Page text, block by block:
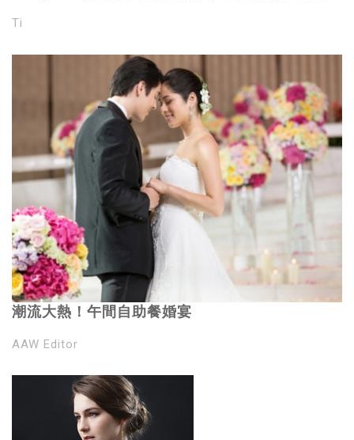
*
Ti
潮流大熱！午間自助餐婚宴
AAW Editor